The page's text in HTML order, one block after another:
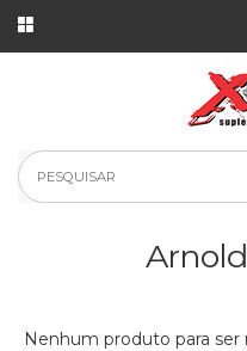
Nenhum produto para